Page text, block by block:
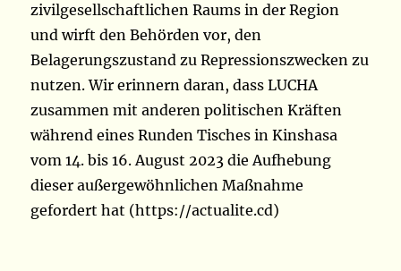
zivilgesellschaftlichen Raums in der Region
und wirft den Behörden vor, den
Belagerungszustand zu Repressionszwecken zu
nutzen. Wir erinnern daran, dass LUCHA
zusammen mit anderen politischen Kräften
während eines Runden Tisches in Kinshasa
vom 14. bis 16. August 2023 die Aufhebung
dieser außergewöhnlichen Maßnahme
gefordert hat (https://actualite.cd)